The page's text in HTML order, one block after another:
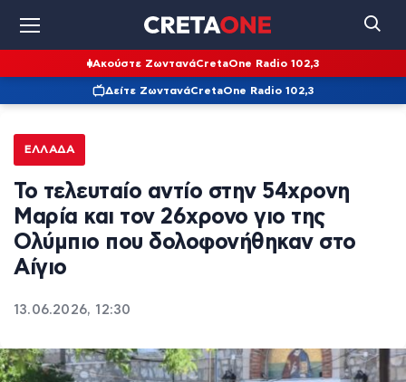
Ακούστε ΖωντανάCretaOne Radio 102,3
Δείτε ΖωντανάCretaOne Radio 102,3
ΕΛΛΆΔΑ
Το τελευταίο αντίο στην 54χρονη
Μαρία και τον 26χρονο γιο της
Ολύμπιο που δολοφονήθηκαν στο
Αίγιο
13.06.2026, 12:30